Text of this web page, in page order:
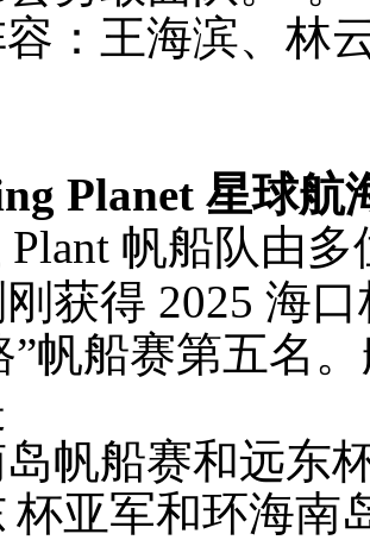
：王海滨、林
Planet 星球航
Plant 帆船队由
获得 2025 海
”帆船赛第五名
帆船赛和远东
杯亚军和环海南